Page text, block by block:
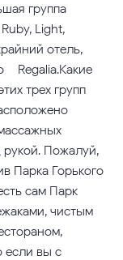
группа
Light,
отель,
Regalia.Какие
трех групп
рукой. Пожалуй,
Парка Горького
сам Парк
чистым
если вы с